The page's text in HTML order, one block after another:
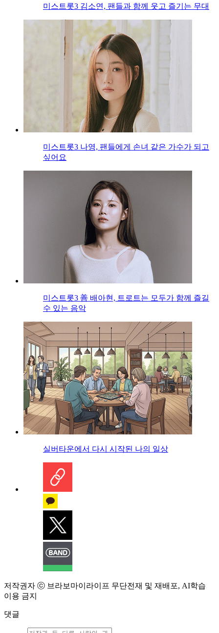
미스트롯3 김소연, 팬들과 함께 웃고 즐기는 무대
미스트롯3 나영, 팬들에게 손녀 같은 가수가 되고
싶어요
미스트롯3 善 배아현, 트로트는 모두가 함께 즐길
수 있는 음악
실버타운에서 다시 시작된 나의 일상
저작권자 ⓒ 브라보마이라이프 무단전재 및 재배포, AI학습
이용 금지
댓글